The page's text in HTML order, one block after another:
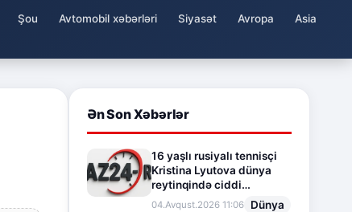
Şou Avtomobil xəbərləri Siyasət Avropa
Asia
Ən Son Xəbərlər
16 yaşlı rusiyalı tennisçi
Kristina Lyutova dünya
reytinqində ciddi
irəliləyişə imza atdı
04.Avqust.2026 11:06 Dünya